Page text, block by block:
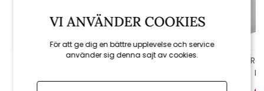
Fiji sittdyna -
Bänkdyna woodline
VI ANVÄNDER COOKIES
För att ge dig en bättre upplevelse och service
använder sig denna sajt av cookies.